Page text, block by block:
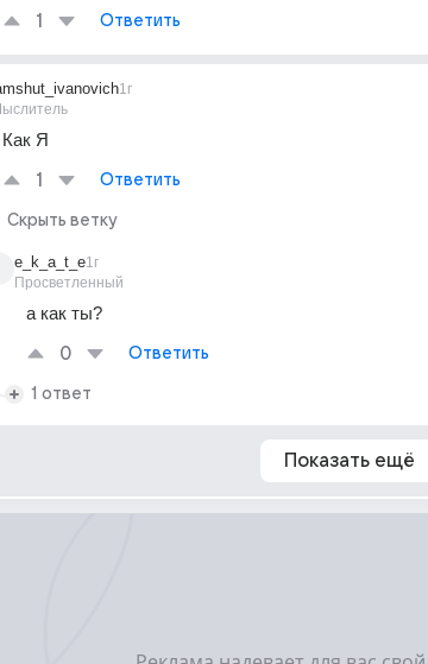
1 Ответить
1г
Как Я
1 Ответить
Скрыть ветку
e_k_a_t_e
Просветленный
1г
а как ты?
0 Ответить
1 ответ
Показать ещё